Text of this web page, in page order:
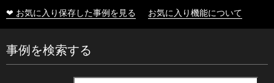
❤ お気に入り保存した事例を見る お気に入り機能について
事例を検索する